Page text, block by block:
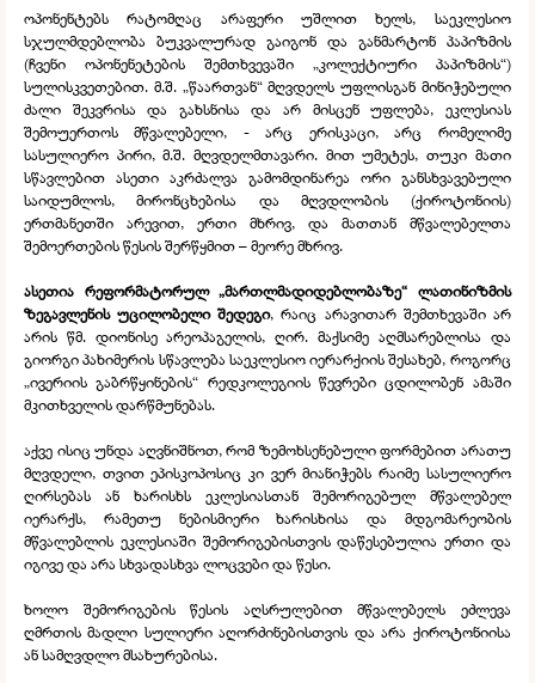
ოპონენტებს რატომღაც არაფერი უშლით ხელს, საეკლესიო
სჯულმდებლობა ბუკვალურად გაიგონ და განმარტონ პაპიზმის
(ჩვენი ოპონენეტების შემთხვევაში „კოლექტიური პაპიზმის“)
სულისკვეთებით. მ.შ. „წაართვან“ მღვდელს უფლისგან მინიჭებული
ძალი შეკვრისა და გახსნისა და არ მისცენ უფლება, ეკლესიას
შემოუერთოს მწვალებელი, -
არც ერისკაცი, არც რომელიმე
სასულიერო პირი, მ.შ. მღვდელმთავარი. მით უმეტეს, თუკი მათი
სწავლებით ასეთი აკრძალვა გამომდინარეა ორი განსხვავებული
საიდუმლოს, მირონცხებისა და მღვდლობის (ქიროტონიის)
ერთმანეთში არევით, ერთი მხრივ, და მათთან მწვალებელთა
შემოერთების წესის შერწყმით – მეორე მხრივ.
ასეთია რეფორმატორულ „მართლმადიდებლობაზე“ ლათინიზმის
ზეგავლენის უცილობელი შედეგი, რაიც არავითარ შემთხევაში არ
არის წმ. დიონისე არეოპაგელის, ღირ. მაქსიმე აღმსარებლისა და
გიორგი პახიმერის სწავლება საეკლესიო იერარქიის შესახებ, როგორც
„ივერიის გაბრწყინების“ რედკოლეგიის წევრები ცდილობენ ამაში
მკითხველის დარწმუნებას.
აქვე ისიც უნდა აღვნიშნოთ, რომ ზემოხსენებული ფორმებით არათუ
მღვდელი, თვით ეპისკოპოსიც კი ვერ მიანიჭებს რაიმე სასულიერო
ღირსებას ან ხარისხს ეკლესიასთან შემორიგებულ მწვალებელ
იერარქს, რამეთუ ნებისმიერი ხარისხისა და მდგომარეობის
მწვალებლის ეკლესიაში შემორიგებისთვის დაწესებულია ერთი და
იგივე და არა სხვადასხვა ლოცვები და წესი.
ხოლო შემორიგების წესის აღსრულებით მწვალებელს ეძლევა
ღმრთის მადლი სულიერი აღორძინებისთვის და არა ქიროტონიისა
ან სამღვდლო მსახურებისა.